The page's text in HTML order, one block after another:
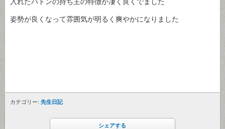
姿勢が良くなって雰囲気が明るく爽やかになりました
カテゴリー: 先生日記
シェアする